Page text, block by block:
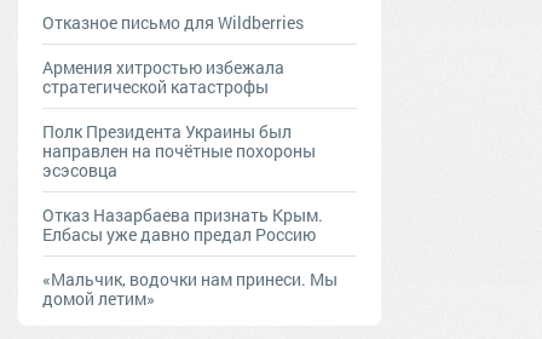
Отказное письмо для Wildberries
Армения хитростью избежала
стратегической катастрофы
Полк Президента Украины был
направлен на почётные похороны
эсэсовца
Отказ Назарбаева признать Крым.
Елбасы уже давно предал Россию
«Мальчик, водочки нам принеси. Мы
домой летим»